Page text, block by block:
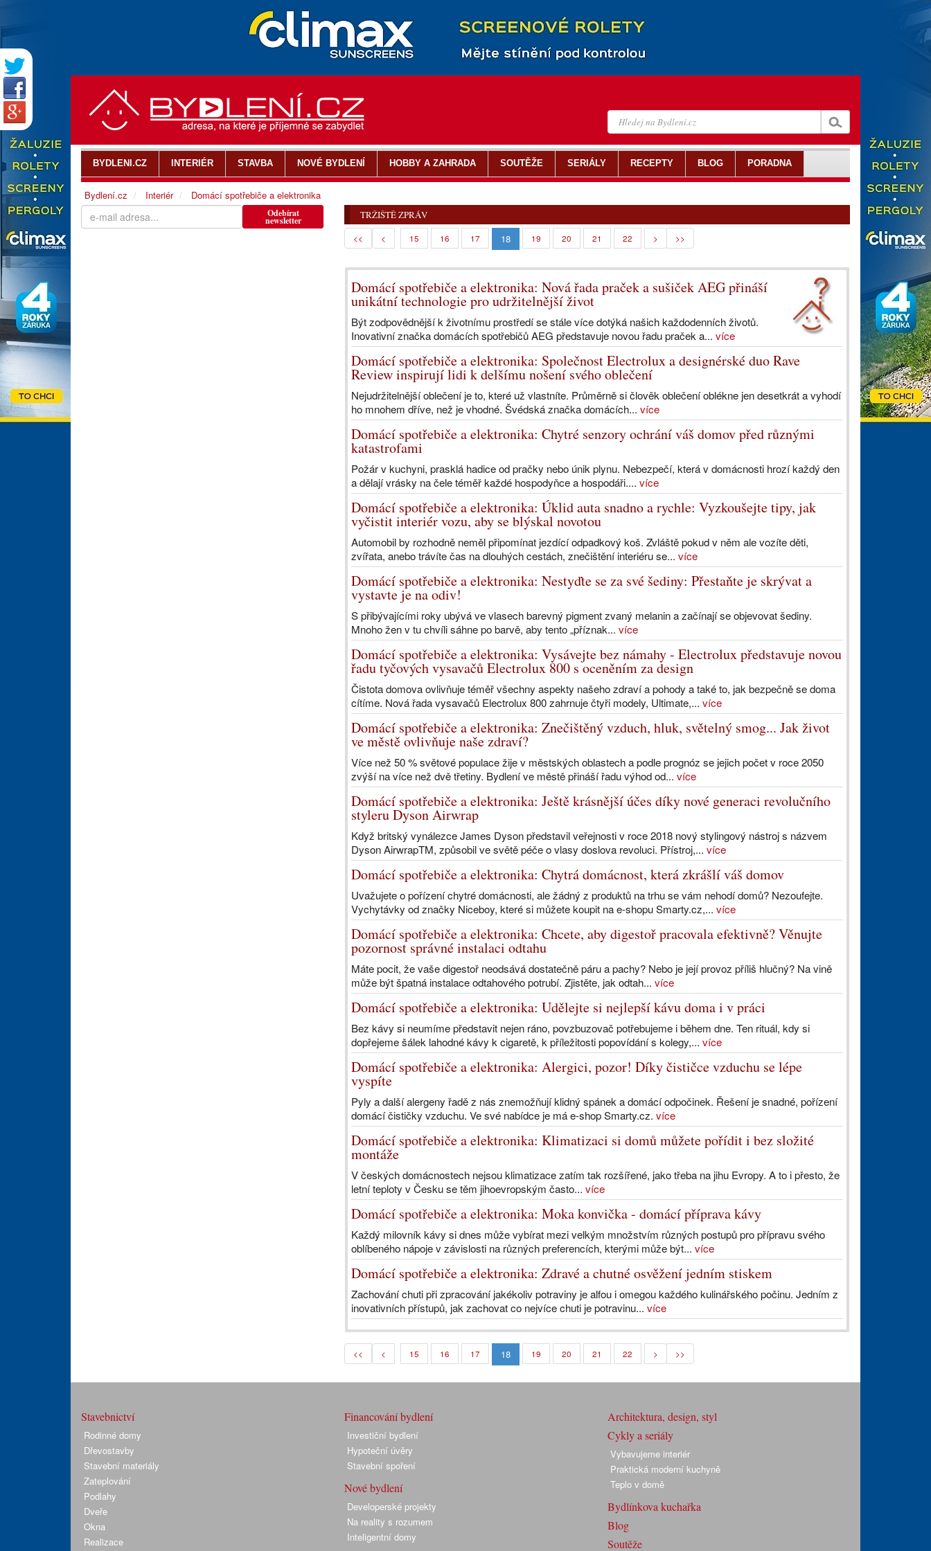
TRŽIŠTĚ ZPRÁV
<< < 15 16 17 18 19 20 21 22 > >>
Domácí spotřebiče a elektronika: Nová řada praček a sušiček AEG přináší
unikátní technologie pro udržitelnější život
Být zodpovědnější k životnímu prostředí se stále více dotýká našich každodenních životů.
Inovativní značka domácích spotřebičů AEG představuje novou řadu praček a... více
Domácí spotřebiče a elektronika: Společnost Electrolux a designérské duo Rave
Review inspirují lidi k delšímu nošení svého oblečení
Nejudržitelnější oblečení je to, které už vlastníte. Průměrně si člověk oblečení oblékne jen desetkrát a vyhodí
ho mnohem dříve, než je vhodné. Švédská značka domácích... více
Domácí spotřebiče a elektronika: Chytré senzory ochrání váš domov před různými
katastrofami
Požár v kuchyni, prasklá hadice od pračky nebo únik plynu. Nebezpečí, která v domácnosti hrozí každý den
a dělají vrásky na čele téměř každé hospodyňce a hospodáři.... více
Domácí spotřebiče a elektronika: Úklid auta snadno a rychle: Vyzkoušejte tipy, jak
vyčistit interiér vozu, aby se blýskal novotou
Automobil by rozhodně neměl připomínat jezdící odpadkový koš. Zvláště pokud v něm ale vozíte děti,
zvířata, anebo trávíte čas na dlouhých cestách, znečištění interiéru se... více
Domácí spotřebiče a elektronika: Nestyďte se za své šediny: Přestaňte je skrývat a
vystavte je na odiv!
S přibývajícími roky ubývá ve vlasech barevný pigment zvaný melanin a začínají se objevovat šediny.
Mnoho žen v tu chvíli sáhne po barvě, aby tento „příznak... více
Domácí spotřebiče a elektronika: Vysávejte bez námahy - Electrolux představuje novou
řadu tyčových vysavačů Electrolux 800 s oceněním za design
Čistota domova ovlivňuje téměř všechny aspekty našeho zdraví a pohody a také to, jak bezpečně se doma
cítíme. Nová řada vysavačů Electrolux 800 zahrnuje čtyři modely, Ultimate,... více
Domácí spotřebiče a elektronika: Znečištěný vzduch, hluk, světelný smog... Jak život
ve městě ovlivňuje naše zdraví?
Více než 50 % světové populace žije v městských oblastech a podle prognóz se jejich počet v roce 2050
zvýší na více než dvě třetiny. Bydlení ve městě přináší řadu výhod od... více
Domácí spotřebiče a elektronika: Ještě krásnější účes díky nové generaci revolučního
styleru Dyson Airwrap
Když britský vynálezce James Dyson představil veřejnosti v roce 2018 nový stylingový nástroj s názvem
Dyson AirwrapTM, způsobil ve světě péče o vlasy doslova revoluci. Přístroj,... více
Domácí spotřebiče a elektronika: Chytrá domácnost, která zkrášlí váš domov
Uvažujete o pořízení chytré domácnosti, ale žádný z produktů na trhu se vám nehodí domů? Nezoufejte.
Vychytávky od značky Niceboy, které si můžete koupit na e-shopu Smarty.cz,... více
Domácí spotřebiče a elektronika: Chcete, aby digestoř pracovala efektivně? Věnujte
pozornost správné instalaci odtahu
Máte pocit, že vaše digestoř neodsává dostatečně páru a pachy? Nebo je její provoz příliš hlučný? Na vině
může být špatná instalace odtahového potrubí. Zjistěte, jak odtah... více
Domácí spotřebiče a elektronika: Udělejte si nejlepší kávu doma i v práci
Bez kávy si neumíme představit nejen ráno, povzbuzovač potřebujeme i během dne. Ten rituál, kdy si
dopřejeme šálek lahodné kávy k cigaretě, k příležitosti popovídání s kolegy,... více
Domácí spotřebiče a elektronika: Alergici, pozor! Díky čističce vzduchu se lépe
vyspíte
Pyly a další alergeny řadě z nás znemožňují klidný spánek a domácí odpočinek. Řešení je snadné, pořízení
domácí čističky vzduchu. Ve své nabídce je má e-shop Smarty.cz. více
Domácí spotřebiče a elektronika: Klimatizaci si domů můžete pořídit i bez složité
montáže
V českých domácnostech nejsou klimatizace zatím tak rozšířené, jako třeba na jihu Evropy. A to i přesto, že
letní teploty v Česku se těm jihoevropským často... více
Domácí spotřebiče a elektronika: Moka konvička - domácí příprava kávy
Každý milovník kávy si dnes může vybírat mezi velkým množstvím různých postupů pro přípravu svého
oblíbeného nápoje v závislosti na různých preferencích, kterými může být... více
Domácí spotřebiče a elektronika: Zdravé a chutné osvěžení jedním stiskem
Zachování chuti při zpracování jakékoliv potraviny je alfou i omegou každého kulinářského počinu. Jedním z
inovativních přístupů, jak zachovat co nejvíce chuti je potravinu... více
<< < 15 16 17 18 19 20 21 22 > >>
Odebírat
newsletter
BYDLENI.CZ INTERIÉR STAVBA NOVÉ BYDLENÍ HOBBY A ZAHRADA SOUTĚŽE SERIÁLY RECEPTY BLOG PORADNA
Bydlení.cz Interiér Domácí spotřebiče a elektronika
Stavebnictví
Rodinné domy
Dřevostavby
Stavební materiály
Zateplování
Podlahy
Dveře
Okna
Realizace
Financování bydlení
Investiční bydlení
Hypoteční úvěry
Stavební spoření
Nové bydlení
Developerské projekty
Na reality s rozumem
Inteligentní domy
Architektura, design, styl
Cykly a seriály
Vybavujeme interiér
Praktická moderní kuchyně
Teplo v domě
Bydlínkova kuchařka
Blog
Soutěže